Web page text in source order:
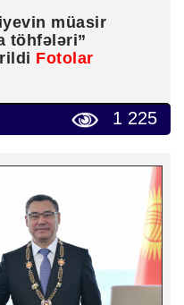
müasir
töhfələri”
Fotolar
1 225